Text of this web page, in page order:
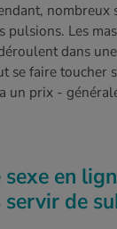
pulsions. Les
dans
se faire
un prix -
en
de